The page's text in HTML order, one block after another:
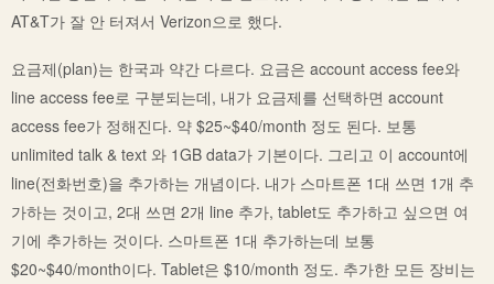
AT&T가 잘 안 터져서 Verizon으로 했다.
요금제(plan)는 한국과 약간 다르다. 요금은 account access fee와
line access fee로 구분되는데, 내가 요금제를 선택하면 account
access fee가 정해진다. 약 $25~$40/month 정도 된다. 보통
unlimited talk & text 와 1GB data가 기본이다. 그리고 이 account에
line(전화번호)을 추가하는 개념이다. 내가 스마트폰 1대 쓰면 1개 추
가하는 것이고, 2대 쓰면 2개 line 추가, tablet도 추가하고 싶으면 여
기에 추가하는 것이다. 스마트폰 1대 추가하는데 보통
$20~$40/month이다. Tablet은 $10/month 정도. 추가한 모든 장비는